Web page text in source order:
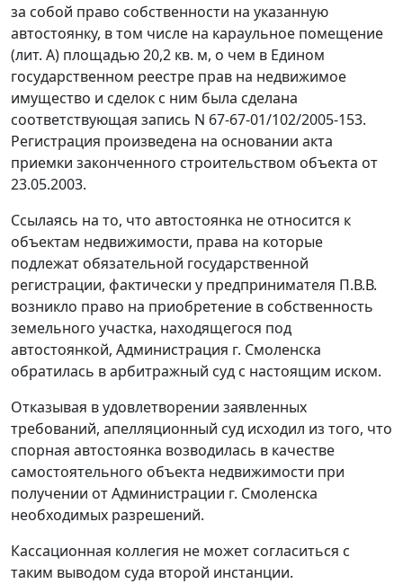
за собой право собственности на указанную
автостоянку, в том числе на караульное помещение
(лит. А) площадью 20,2 кв. м, о чем в Едином
государственном реестре прав на недвижимое
имущество и сделок с ним была сделана
соответствующая запись N 67-67-01/102/2005-153.
Регистрация произведена на основании акта
приемки законченного строительством объекта от
23.05.2003.
Ссылаясь на то, что автостоянка не относится к
объектам недвижимости, права на которые
подлежат обязательной государственной
регистрации, фактически у предпринимателя П.В.В.
возникло право на приобретение в собственность
земельного участка, находящегося под
автостоянкой, Администрация г. Смоленска
обратилась в арбитражный суд с настоящим иском.
Отказывая в удовлетворении заявленных
требований, апелляционный суд исходил из того, что
спорная автостоянка возводилась в качестве
самостоятельного объекта недвижимости при
получении от Администрации г. Смоленска
необходимых разрешений.
Кассационная коллегия не может согласиться с
таким выводом суда второй инстанции.